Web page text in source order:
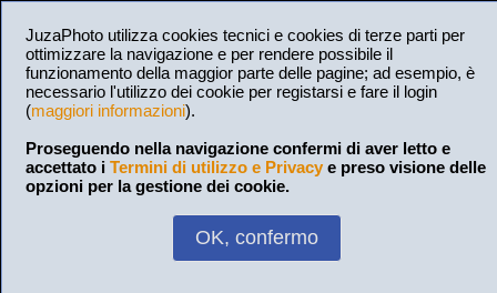
JuzaPhoto utilizza cookies tecnici e cookies di terze parti per
ottimizzare la navigazione e per rendere possibile il
funzionamento della maggior parte delle pagine; ad esempio, è
necessario l'utilizzo dei cookie per registarsi e fare il login
(maggiori informazioni).
Proseguendo nella navigazione confermi di aver letto e
accettato i Termini di utilizzo e Privacy e preso visione delle
opzioni per la gestione dei cookie.
OK, confermo